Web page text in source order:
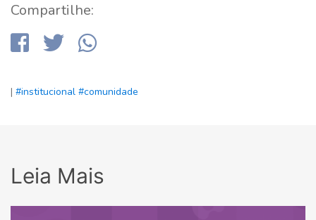
Compartilhe:
| #institucional #comunidade
Leia Mais